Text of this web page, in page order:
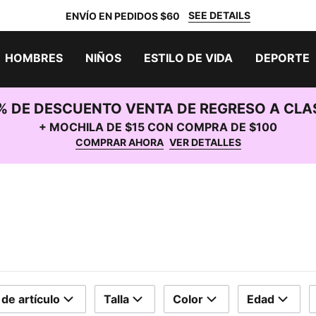
ENVÍO EN PEDIDOS $60 SEE DETAILS
HOMBRES NIÑOS ESTILO DE VIDA DEPORTE
DE DESCUENTO VENTA DE REGRESO A
+ MOCHILA DE $15 CON COMPRA DE $100
COMPRAR AHORA VER DETALLES
artículo Talla Color Edad